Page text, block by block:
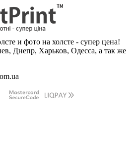
и фото на холсте - супер цена!
Днепр, Харьков, Одесса, а так же